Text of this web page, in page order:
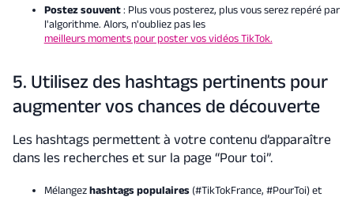
Postez souvent: Plus vous posterez, plus vous serez repéré par
l'algorithme. Alors, n'oubliez pas les
meilleurs moments pour poster vos vidéos TikTok.
5. Utilisez des hashtags pertinents pour
augmenter vos chances de découverte
Les hashtags permettent à votre contenu d’apparaître
dans les recherches et sur la page “Pour toi”.
Mélangezhashtags populaires (#TikTokFrance, #PourToi) et